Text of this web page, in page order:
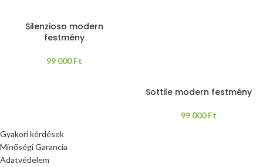
Silenzioso modern
festmény
99 000Ft
Sottile modern festmény
99 000Ft
Gyakori kérdések
Minőségi Garancia
Adatvédelem